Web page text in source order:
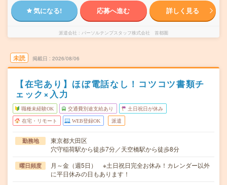
気になる! 応募へ進む 詳しく見る
派遣会社 パーソルテンプスタッフ株式会社 首都圏
未読 掲載日 2026/08/06
【在宅あり】ほぼ電話なし！コツコツ書類チ
ェック×入力
職種未経験OK 交通費別途支給あり 土日祝日が休み
在宅・リモート WEB登録OK 派遣
勤務地
東京都大田区
穴守稲荷駅から徒歩7分／天空橋駅から徒歩8分
曜日頻度
月～金（週5日） ※土日祝日完全お休み！カレンダー以外
に平日休みの日もあります！